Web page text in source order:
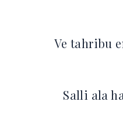
Ve tahribu
Salli ala